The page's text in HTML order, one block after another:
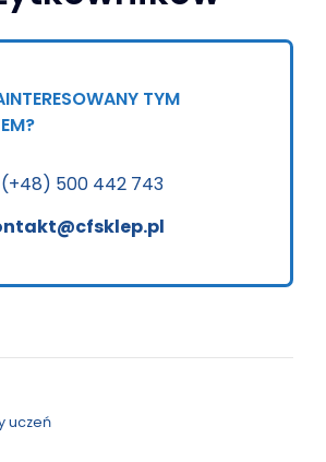
i DS
danych
TYM
(+48) 500 442 743
uczeń